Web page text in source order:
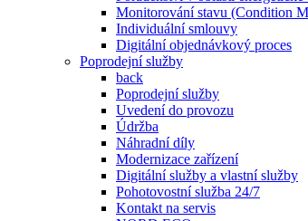
Monitorování stavu (Condition
Individuální smlouvy
Digitální objednávkový proces
Poprodejní služby
back
Poprodejní služby
Uvedení do provozu
Údržba
Náhradní díly
Modernizace zařízení
Digitální služby a vlastní služby
Pohotovostní služba 24/7
Kontakt na servis